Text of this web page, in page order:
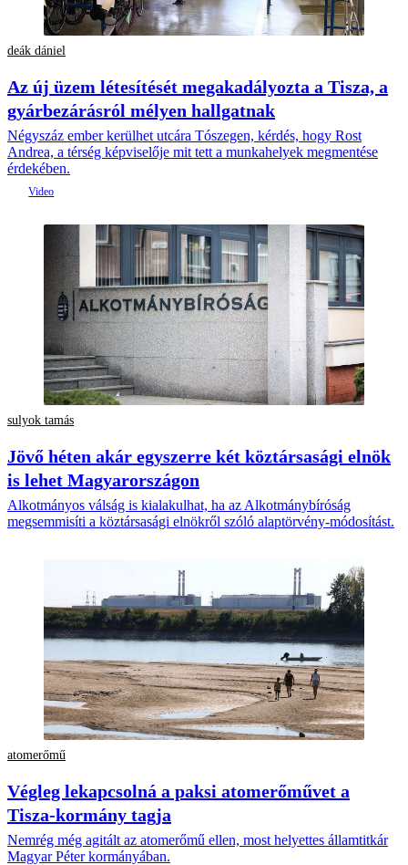
deák dániel
Az új üzem létesítését megakadályozta a Tisza, a
gyárbezárásról mélyen hallgatnak
Négyszáz ember kerülhet utcára Tószegen, kérdés, hogy Rost
Andrea, a térség képviselője mit tett a munkahelyek megmentése
érdekében.
sulyok tamás
Jövő héten akár egyszerre két köztársasági elnök
is lehet Magyarországon
Alkotmányos válság is kialakulhat, ha az Alkotmánybíróság
megsemmisíti a köztársasági elnökről szóló alaptörvény-módosítást.
atomerőmű
Végleg lekapcsolná a paksi atomerőművet a
Tisza-kormány tagja
Nemrég még agitált az atomerőmű ellen, most helyettes államtitkár
Magyar Péter kormányában.